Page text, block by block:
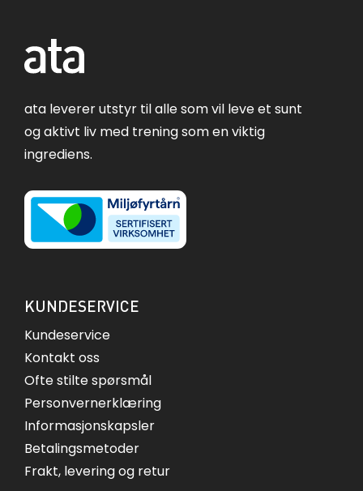
ata leverer utstyr til alle som vil leve et sunt
og aktivt liv med trening som en viktig
ingrediens.
KUNDESERVICE
Kundeservice
Kontakt oss
Ofte stilte spørsmål
Personvernerklæring
Informasjonskapsler
Betalingsmetoder
Frakt, levering og retur